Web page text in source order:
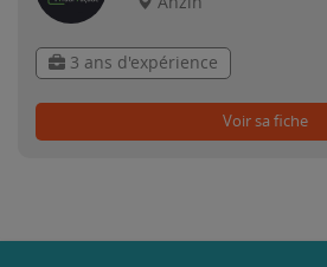
3 ans d'expérience
Voir sa fiche